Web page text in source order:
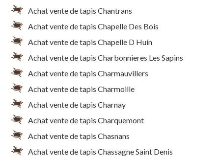
Achat vente de tapis Chantrans
Achat vente de tapis Chapelle Des Bois
Achat vente de tapis Chapelle D Huin
Achat vente de tapis Charbonnieres Les Sapins
Achat vente de tapis Charmauvillers
Achat vente de tapis Charmoille
Achat vente de tapis Charnay
Achat vente de tapis Charquemont
Achat vente de tapis Chasnans
Achat vente de tapis Chassagne Saint Denis